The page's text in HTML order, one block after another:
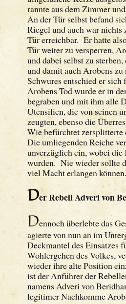
rannte aus dem Zimmer
An der Tür selbst befand
Riegel und auch war nichts
Tür erreichbar. Er hatte
Tür weiter zu versperren,
und dabei selbst zu
und damit auch Arobens
Schwures entschied er sich
Arobens Tod wurde er in
begraben und mit ihm alle
Utensilien, die von seinen
zeugten, ebenso die
Wie befürchtet zersplitterte
Die umliegenden Reiche
unverzüglich ein, wobei
wurden. Nie wieder sollte
viel Macht erlangen können.
Der Rebell Adveri von
Dennoch überlebte das
agierte von nun an im
Deckmantel des Einsatzes
Wohlergehen des Volkes,
wieder ihre alte Position
ist der Anführer der
namens Adveri von
legitimer Nachkomme